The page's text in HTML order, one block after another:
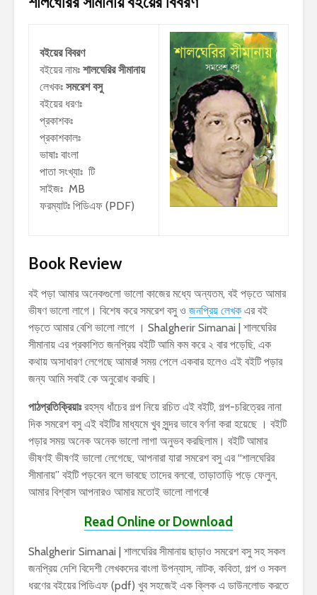
বইয়ের বিবরণ
বইয়ের নামঃ শালঘেরির সীমানায়
লেখকঃ সমরেশ বসু
বইয়ের ধরণঃ
প্রকাশকঃ
প্রকাশকালঃ
ভাষাঃ বাংলা
পাতা সংখ্যাঃ টি
সাইজঃ MB
ফরম্যাটঃ পিডিএফ (PDF)
Book Review
বই পড়া আমার অনেকগুলো ভালো কাজের মধ্যে অন্যতম, বই পড়তে আমার
ভীষণ ভালো লাগে। বিশেষ করে সমরেশ বসু ও জনপ্রিয় লেখক এর বই
পড়তে আমার বেশি ভালো লাগে । Shalgherir Simanai | শালঘেরির
সীমানায় এর প্রকাশিত জনপ্রিয় বইটি আমি কম করে ২ বার পড়েছি, এক
কথায় অসাধারণ লেগেছে আমার! সময় পেলে একবার হলেও এই বইটি পড়ার
জন্য আমি সবাই কে অনুরোধ করছি।
পাঠপ্রতিক্রিয়াঃরহস্য ধাঁচের গল্প নিয়ে রচিত এই বইটি, গল্প-চরিত্রের নানা
দিক সমরেশ বসু এই বইটির মাধ্যমে খুব সুন্দর ভাবে বর্ণনা করা হয়েছে । বইটি
পড়ার সময় অনেক অনেক ভালো লাগা অনুভব করছিলাম। বইটি আমার
ভীষণই ভীষণই ভালো লেগেছে, আপনারা যারা সমরেশ বসু এর “শালঘেরির
সীমানায়” বইটি পড়বেন বলে ভাবছে তাদের বলবো, তাড়াতাড়ি পড়ে ফেলুন,
আমার বিশ্বাস আপনারও আমার মতোই ভালো লাগবে!
Read Online or Download
Shalgherir Simanai | শালঘেরির সীমানায় ছাড়াও সমরেশ বসু সহ সকল
জনপ্রিয় দেশি বিদেশী লেখকদের বাংলা উপন্যাস, নাটক, কবিতা, গল্প ও সকল
ধরণের বইয়ের পিডিএফ (pdf) খুব সহজেই এক ক্লিক এ ডাউনলোড করতে